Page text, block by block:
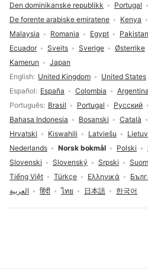
Språkvalg
English United Kingdom United States
Español
España Colombia Argentina
Português Brasil Portugal Русский
Bahasa Indonesia
Bosanski Català
Hrvatski
Kiswahili Latviešu
Nederlands
Norsk bokmål Polski
Slovenski
Slovenský Srpski
Tiếng Việt
Türkçe Ελληνικά
العربية
हिंदी ไทย 日本語 한국어
Den dominikanske republikk
Portugal
De forente arabiske emiratene
Kenya
Malaysia
Romania Egypt Pakistan
Ecuador
Sveits Sverige Østerrike
Kamerun
Japan